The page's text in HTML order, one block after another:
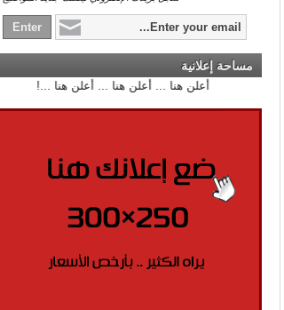
مساحة إعلانية
أعلن هنا ... أعلن هنا ... أعلن هنا ...!